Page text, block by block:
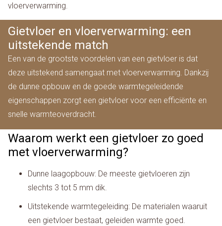
vloerverwarming.
Gietvloer en vloerverwarming: een
uitstekende match
Een van de grootste voordelen van een gietvloer is dat
deze uitstekend samengaat met vloerverwarming. Dankzij
de dunne opbouw en de goede warmtegeleidende
eigenschappen zorgt een gietvloer voor een efficiënte en
snelle warmteoverdracht.
Waarom werkt een gietvloer zo goed
met vloerverwarming?
Dunne laagopbouw: De meeste gietvloeren zijn
slechts 3 tot 5 mm dik.
Uitstekende warmtegeleiding: De materialen waaruit
een gietvloer bestaat, geleiden warmte goed.